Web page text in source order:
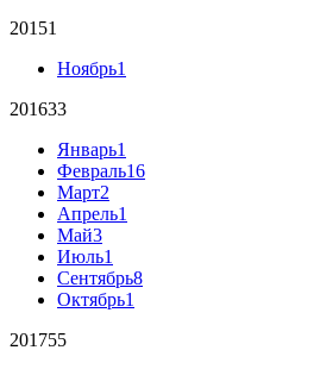
20151
Ноябрь1
201633
Январь1
Февраль16
Март2
Апрель1
Май3
Июль1
Сентябрь8
Октябрь1
201755